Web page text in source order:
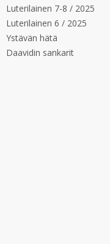
Luterilainen 7-8 / 2025
Luterilainen 6 / 2025
Ystävän hätä
Daavidin sankarit